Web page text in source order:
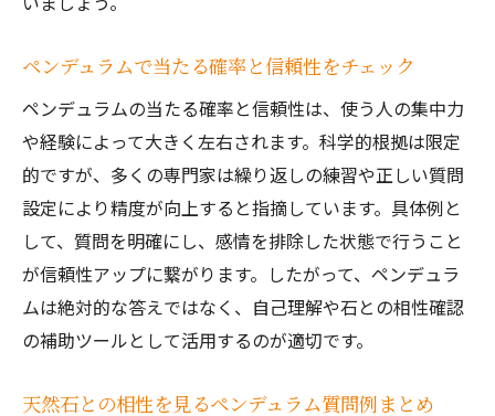
ペンデュラムで当たる確率と信頼性をチェック
ペンデュラムの当たる確率と信頼性は、使う人の集中力
や経験によって大きく左右されます。科学的根拠は限定
的ですが、多くの専門家は繰り返しの練習や正しい質問
設定により精度が向上すると指摘しています。具体例と
して、質問を明確にし、感情を排除した状態で行うこと
が信頼性アップに繋がります。したがって、ペンデュラ
ムは絶対的な答えではなく、自己理解や石との相性確認
の補助ツールとして活用するのが適切です。
天然石との相性を見るペンデュラム質問例まとめ